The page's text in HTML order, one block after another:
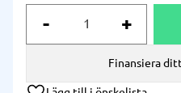
+
-
Finansiera